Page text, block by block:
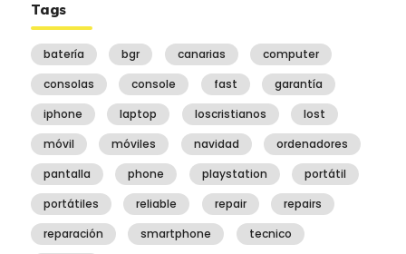
Tags
batería bgr canarias
computer
consolas
console fast
garantía
iphone
laptop loscristianos
lost
móvil
móviles navidad
ordenadores
pantalla
phone playstation
portátil
portátiles
reliable repair
repairs
reparación
smartphone
tecnico